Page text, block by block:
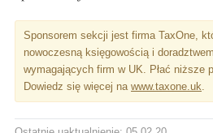
Sponsorem sekcji jest firma TaxOne,
nowoczesną księgowością i
wymagających firm w UK. Płać niższe
Dowiedz się więcej na www.taxone.uk.